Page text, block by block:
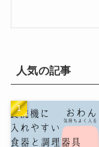
人気の記事